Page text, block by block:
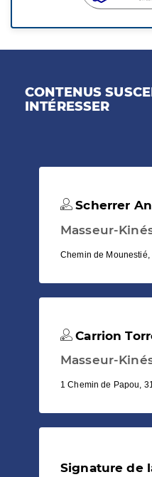
CONTENUS
INTÉRESSER
Scherrer
Masseur-
Chemin de
Carrion
Masseur-
1 Chemin de Papou,
Signature de